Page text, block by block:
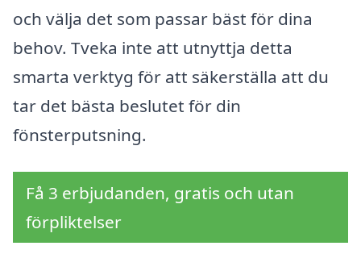
och välja det som passar bäst för dina
behov. Tveka inte att utnyttja detta
smarta verktyg för att säkerställa att du
tar det bästa beslutet för din
fönsterputsning.
Få 3 erbjudanden, gratis och utan
förpliktelser